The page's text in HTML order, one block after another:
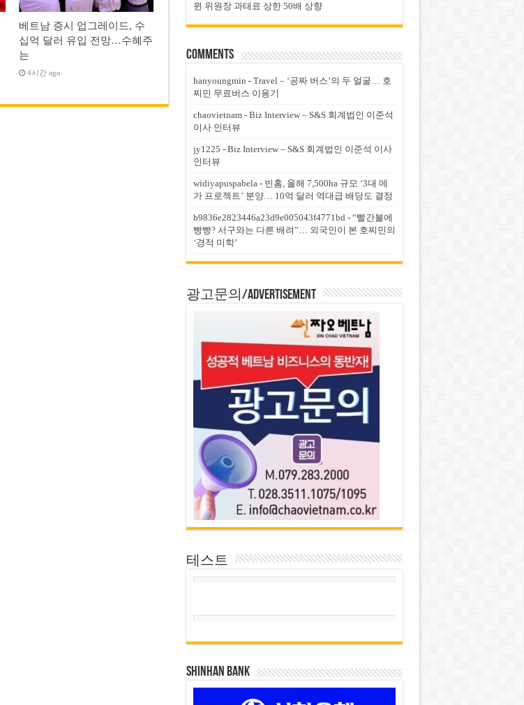
베트남 증시 업그레이드, 수
십억 달러 유입 전망…수혜주
는
4시간 ago
뮌 위원장 과태료 상한 50배 상향
Comments
hanyoungmin - Travel – ‘공짜 버스’의 두 얼굴… 호
찌민 무료버스 이용기
chaovietnam- Biz Interview – S&S 회계법인 이준석
이사 인터뷰
jy1225 - Biz Interview – S&S 회계법인 이준석 이사
인터뷰
widiyapuspabela- 빈홈, 올해 7,500ha 규모 ‘3대 메
가 프로젝트’ 분양… 10억 달러 역대급 배당도 결정
b9836e2823446a23d9e005043f4771bd- “빨간불에
빵빵? 서구와는 다른 배려”… 외국인이 본 호찌민의
‘경적 미학’
광고문의/Advertisement
테스트
SHINHAN BANK